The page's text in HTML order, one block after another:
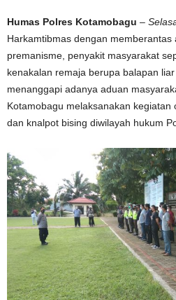
Humas Polres Kotamobagu –
Harkamtibmas dengan memberantas
premanisme, penyakit masyarakat
kenakalan remaja berupa balapan
menanggapi adanya aduan
Kotamobagu melaksanakan
dan knalpot bising diwilayah hukum